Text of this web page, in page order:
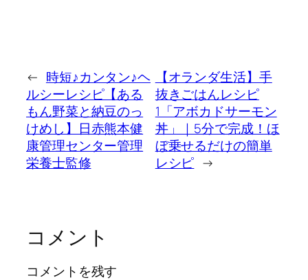
← 時短♪カンタン♪ヘ
ルシーレシピ【ある
もん野菜と納豆のっ
けめし】日赤熊本健
康管理センター管理
栄養士監修
【オランダ生活】手
抜きごはんレシピ
1「アボカドサーモン
丼」｜5分で完成！ほ
ぼ乗せるだけの簡単
レシピ →
コメント
コメントを残す